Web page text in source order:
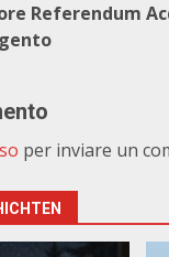
Referendum
per inviare un